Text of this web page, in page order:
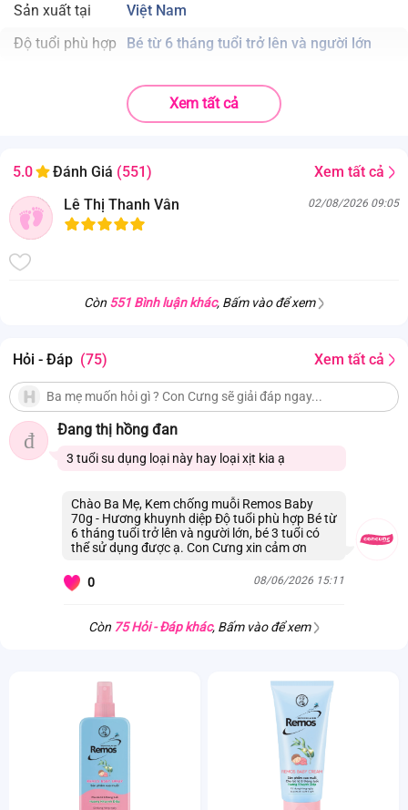
Sản xuất tại
Việt Nam
Độ tuổi phù hợp
Bé từ 6 tháng tuổi trở lên và người lớn
Xem tất cả
5.0 Đánh Giá (551)
Xem tất cả
Lê Thị Thanh Vân
02/08/2026 09:05
Còn 551 Bình luận khác, Bấm vào để xem
Hỏi - Đáp (75) Xem tất cả
đ Đang thị hồng đan
3 tuổi su dụng loại này hay loại xịt kia ạ
Chào Ba Mẹ, Kem chống muỗi Remos Baby
70g - Hương khuynh diệp Độ tuổi phù hợp Bé từ
6 tháng tuổi trở lên và người lớn, bé 3 tuổi có
thể sử dụng được ạ. Con Cưng xin cảm ơn
0 08/06/2026 15:11
Còn 75 Hỏi - Đáp khác, Bấm vào để xem